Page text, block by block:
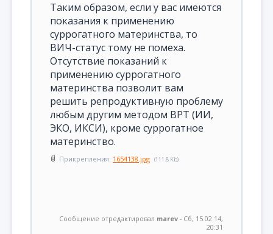
Таким образом, если у вас имеются
показания к применению
суррогатного материнства, то
ВИЧ-статус тому не помеха.
Отсутствие показаний к
применению суррогатного
материнства позволит вам
решить репродуктивную проблему
любым другим методом ВРТ (ИИ,
ЭКО, ИКСИ), кроме суррогатное
материнство.
Прикрепления: 1654138.jpg (111.8 Kb)
Сообщение отредактировал marev - Сб, 15.02.14,
20:31